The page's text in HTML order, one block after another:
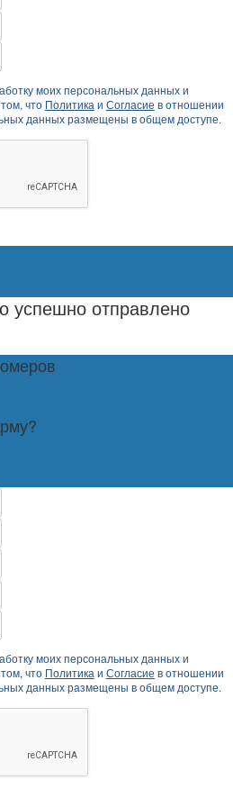
моих персональных данных и
что Политика и Согласие в отношении
данных размещены в общем доступе.
отправлено
моих персональных данных и
что Политика и Согласие в отношении
данных размещены в общем доступе.